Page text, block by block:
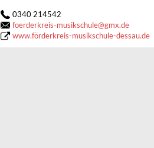
0340 214542
foerderkreis-musikschule@gmx.de
www.förderkreis-musikschule-dessau.de